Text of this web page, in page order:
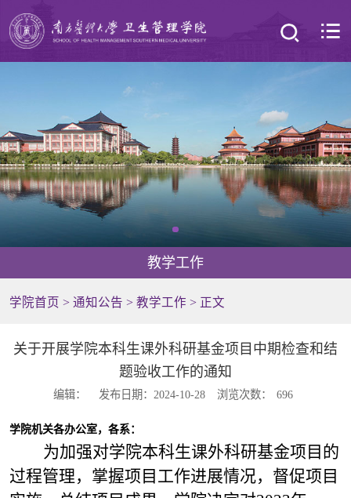
教学工作
学院首页 > 通知公告 > 教学工作 > 正文
关于开展学院本科生课外科研基金项目中期检查和结
题验收工作的通知
编辑： 发布日期：2024-10-28 浏览次数： 696
学院机关各办公室，各系：
为加强对学院本科生课外科研基金项目的
过程管理，掌握项目工作进展情况，督促项目